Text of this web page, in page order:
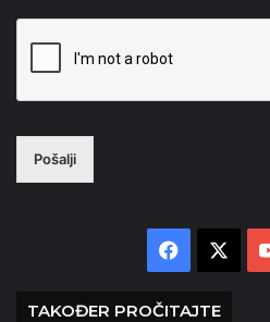
Pošalji
Facebook
TAKOĐER PROČITAJTE